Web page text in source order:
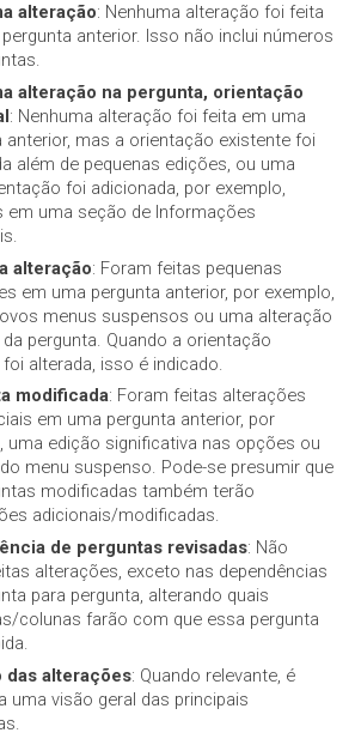
alteração: Nenhuma alteração foi feita
anterior. Isso não inclui números
alteração na pergunta, orientação
: Nenhuma alteração foi feita em uma
anterior, mas a orientação existente foi
além de pequenas edições, ou uma
foi adicionada, por exemplo,
em uma seção de Informações
alteração: Foram feitas pequenas
em uma pergunta anterior, por exemplo,
menus suspensos ou uma alteração
pergunta. Quando a orientação
alterada, isso é indicado.
modificada: Foram feitas alterações
em uma pergunta anterior, por
uma edição significativa nas opções ou
menu suspenso. Pode-se presumir que
modificadas também terão
adicionais/modificadas.
de perguntas revisadas: Não
alterações, exceto nas dependências
para pergunta, alterando quais
colunas farão com que essa pergunta
das alterações: Quando relevante, é
uma visão geral das principais